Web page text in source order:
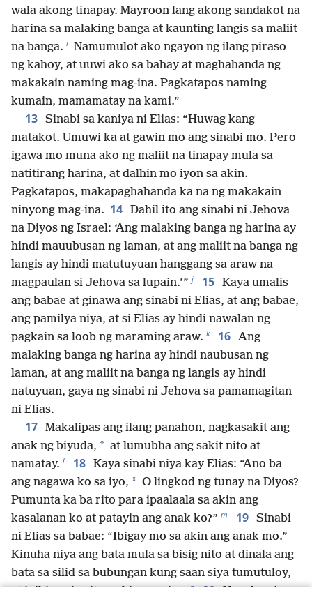
wala akong tinapay. Mayroon lang akong sandakot na
harina sa malaking banga at kaunting langis sa maliit
na banga. i Namumulot ako ngayon ng ilang piraso
ng kahoy, at uuwi ako sa bahay at maghahanda ng
makakain naming mag-ina. Pagkatapos naming
kumain, mamamatay na kami.”
13 Sinabi sa kaniya ni Elias: “Huwag kang
matakot. Umuwi ka at gawin mo ang sinabi mo. Pero
igawa mo muna ako ng maliit na tinapay mula sa
natitirang harina, at dalhin mo iyon sa akin.
Pagkatapos, makapaghahanda ka na ng makakain
ninyong mag-ina. 14 Dahil ito ang sinabi ni Jehova
na Diyos ng Israel: ‘Ang malaking banga ng harina ay
hindi mauubusan ng laman, at ang maliit na banga ng
langis ay hindi matutuyuan hanggang sa araw na
magpaulan si Jehova sa lupain.’” j 15 Kaya umalis
ang babae at ginawa ang sinabi ni Elias, at ang babae,
ang pamilya niya, at si Elias ay hindi nawalan ng
pagkain sa loob ng maraming araw. k 16 Ang
malaking banga ng harina ay hindi naubusan ng
laman, at ang maliit na banga ng langis ay hindi
natuyuan, gaya ng sinabi ni Jehova sa pamamagitan
ni Elias.
17 Makalipas ang ilang panahon, nagkasakit ang
anak ng biyuda, * at lumubha ang sakit nito at
namatay. l 18 Kaya sinabi niya kay Elias: “Ano ba
ang nagawa ko sa iyo, * O lingkod ng tunay na Diyos?
Pumunta ka ba rito para ipaalaala sa akin ang
kasalanan ko at patayin ang anak ko?” m 19 Sinabi
ni Elias sa babae: “Ibigay mo sa akin ang anak mo.”
Kinuha niya ang bata mula sa bisig nito at dinala ang
bata sa silid sa bubungan kung saan siya tumutuloy,
at inihiga niya ito sa higaan niya. n 20 Nanalangin